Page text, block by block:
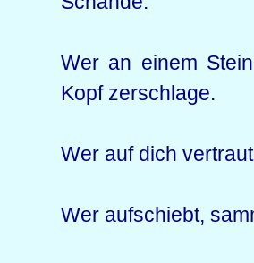
Wer an einem
Kopf zerschlage.
Wer auf dich
Wer aufschiebt,